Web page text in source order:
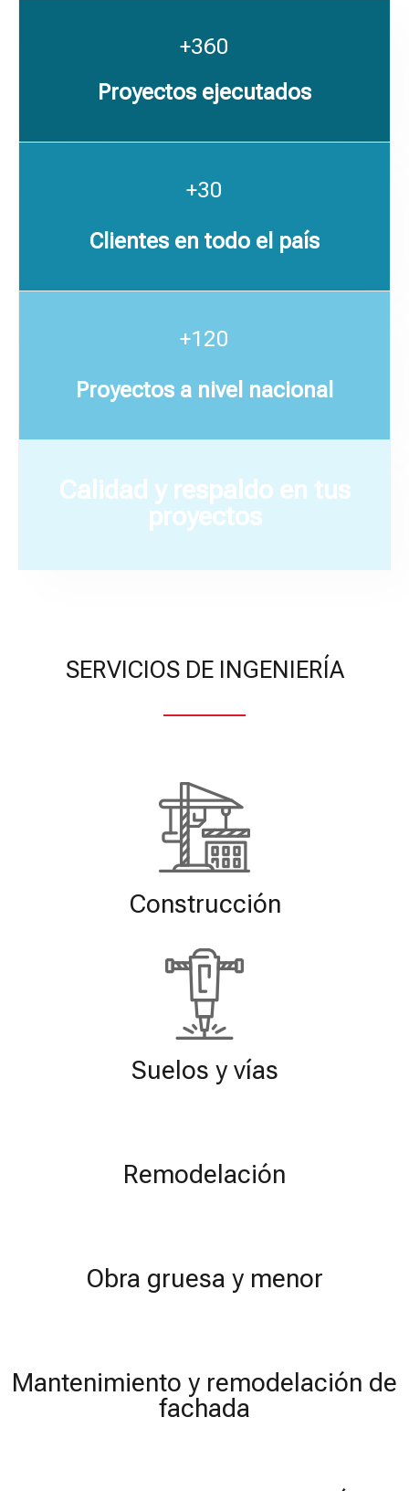
+360
Proyectos ejecutados
+30
Clientes en todo el país
+120
Proyectos a nivel nacional
Calidad y respaldo en tus
proyectos
SERVICIOS DE INGENIERÍA
Construcción
Suelos y vías
Remodelación
Obra gruesa y menor
Mantenimiento y remodelación de
fachada